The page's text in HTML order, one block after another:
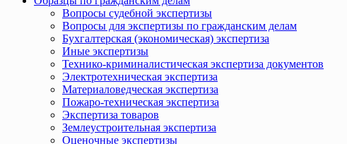
Вопросы судебной экспертизы
Вопросы для экспертизы по гражданским делам
Бухгалтерская (экономическая) экспертиза
Иные экспертизы
Технико-криминалистическая экспертиза документов
Электротехническая экспертиза
Материаловедческая экспертиза
Пожаро-техническая экспертиза
Экспертиза товаров
Землеустроительная экспертиза
Оценочные экспертизы